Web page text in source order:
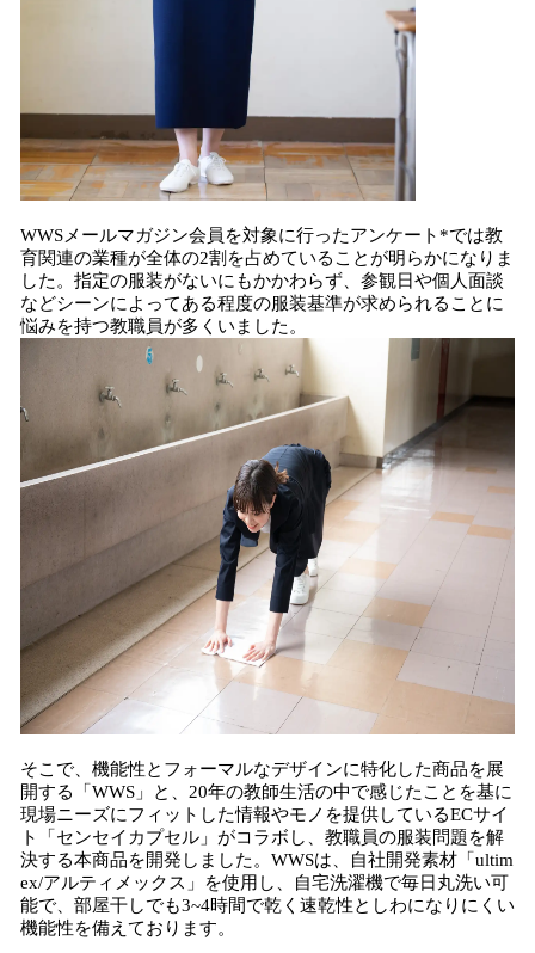
WWSメールマガジン会員を対象に行ったアンケート*では教
育関連の業種が全体の2割を占めていることが明らかになりま
した。指定の服装がないにもかかわらず、参観日や個人面談
などシーンによってある程度の服装基準が求められることに
悩みを持つ教職員が多くいました。
そこで、機能性とフォーマルなデザインに特化した商品を展
開する「WWS」と、20年の教師生活の中で感じたことを基に
現場ニーズにフィットした情報やモノを提供しているECサイ
ト「センセイカプセル」がコラボし、教職員の服装問題を解
決する本商品を開発しました。WWSは、自社開発素材「ultim
ex/アルティメックス」を使用し、自宅洗濯機で毎日丸洗い可
能で、部屋干しでも3~4時間で乾く速乾性としわになりにくい
機能性を備えております。